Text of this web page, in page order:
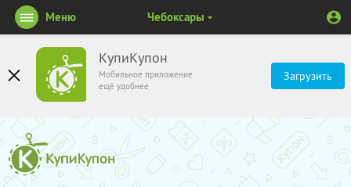
КупиКупон
Мобильное приложение
ещё удобнее
Загрузить
Меню Чебоксары